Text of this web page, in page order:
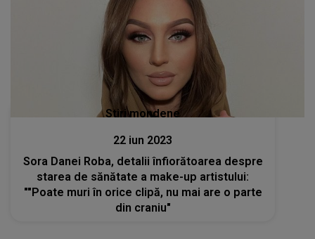
Stiri mondene
22 iun 2023
Sora Danei Roba, detalii înfiorătoarea despre
starea de sănătate a make-up artistului:
""Poate muri în orice clipă, nu mai are o parte
din craniu"